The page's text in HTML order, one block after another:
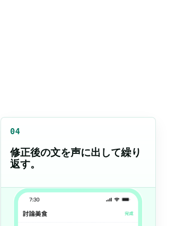
04
修正後の文を声に出して繰り
返す。